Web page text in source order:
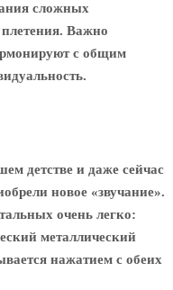
сложных
Важно
с общим
детстве и даже сейчас
новое «звучание».
очень легко:
металлический
нажатием с обеих